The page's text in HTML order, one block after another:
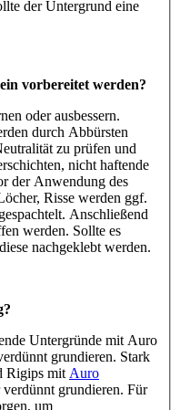
der Untergrund eine
vorbereitet werden?
oder ausbessern.
durch Abbürsten
zu prüfen und
nicht haftende
der Anwendung des
Risse werden ggf.
Anschließend
werden. Sollte es
nachgeklebt werden.
Untergründe mit Auro
grundieren. Stark
Rigips mit Auro
verdünnt grundieren. Für
um